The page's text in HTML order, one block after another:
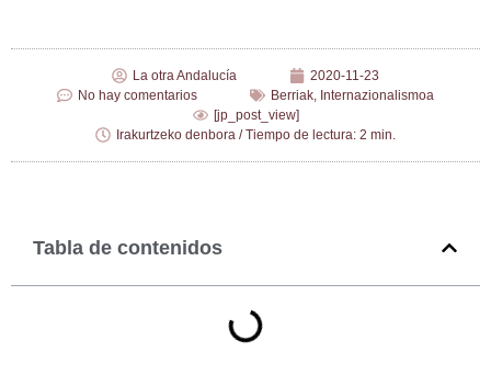
La otra Andalucía
2020-11-23
No hay comentarios
Berriak, Internazionalismoa
[jp_post_view]
Irakurtzeko denbora / Tiempo de lectura: 2 min.
Tabla de contenidos